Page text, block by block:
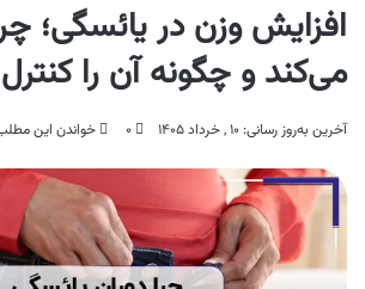
افزایش وزن در یائسگی؛
می‌کند و چگونه آن را
آخرین به‌روز رسانی: ۱۰ , خرداد ۱۴۰۵ ۰ خواندن این مطلب ۵ دقیقه زمان